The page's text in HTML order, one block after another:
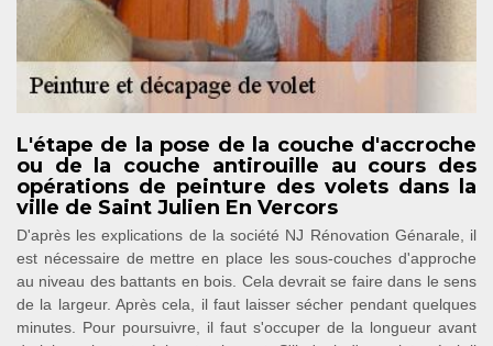
L'étape de la pose de la couche d'accroche
ou de la couche antirouille au cours des
opérations de peinture des volets dans la
ville de Saint Julien En Vercors
D'après les explications de la société NJ Rénovation Génarale, il
est nécessaire de mettre en place les sous-couches d'approche
au niveau des battants en bois. Cela devrait se faire dans le sens
de la largeur. Après cela, il faut laisser sécher pendant quelques
minutes. Pour poursuivre, il faut s'occuper de la longueur avant